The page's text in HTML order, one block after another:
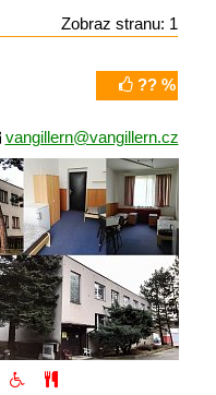
Zobraz stranu: 1
?? %
vangillern@vangillern.cz